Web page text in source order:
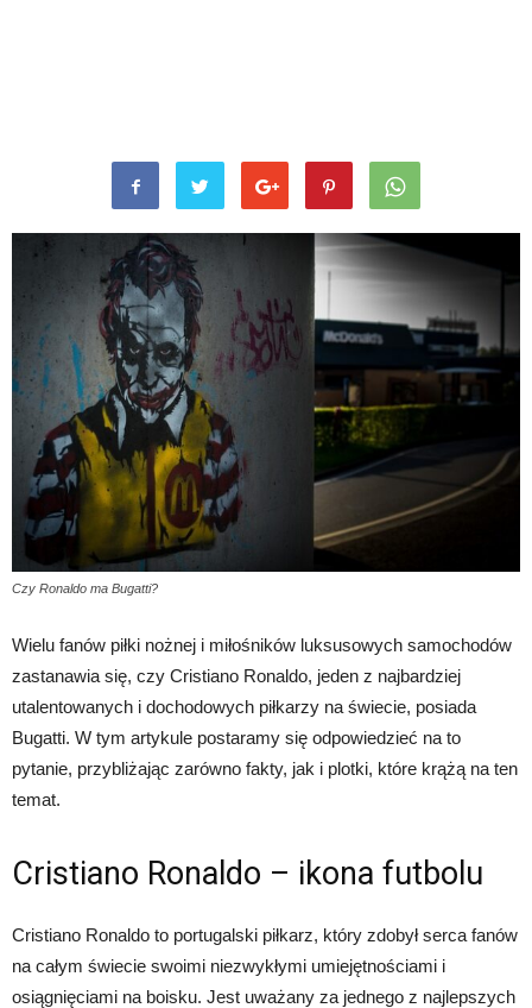
Czy Ronaldo ma Bugatti?
Wielu fanów piłki nożnej i miłośników luksusowych samochodów
zastanawia się, czy Cristiano Ronaldo, jeden z najbardziej
utalentowanych i dochodowych piłkarzy na świecie, posiada
Bugatti. W tym artykule postaramy się odpowiedzieć na to
pytanie, przybliżając zarówno fakty, jak i plotki, które krążą na ten
temat.
Cristiano Ronaldo – ikona futbolu
Cristiano Ronaldo to portugalski piłkarz, który zdobył serca fanów
na całym świecie swoimi niezwykłymi umiejętnościami i
osiągnięciami na boisku. Jest uważany za jednego z najlepszych